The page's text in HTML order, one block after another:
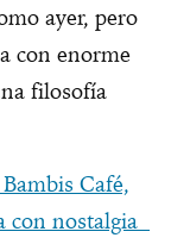
ayer, pero
con enorme
filosofía
Café,
con nostalgia